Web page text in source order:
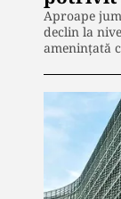
Aproape
declin la
ameninţată